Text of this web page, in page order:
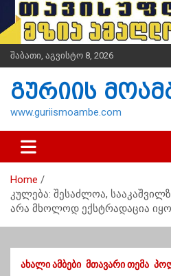
i
t
n
შაბათი, აგვისტო 8, 2026
გურიის
www.guriismoambe.com
Home
კულება: შესაძლოა,
არა მხოლოდ ექსტრადაცია
ᲐᲮᲐᲚᲘ ᲐᲛᲑᲔᲑᲘ ᲛᲗᲐᲕᲐᲠᲘ ᲗᲔᲛᲐ